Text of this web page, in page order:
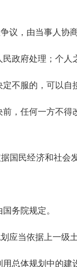
议，由当事人协
政府处理；个
不服的，可以
，任何一方不得
国民经济和社会
务院规定。
应当依据上一级
总体规划中的